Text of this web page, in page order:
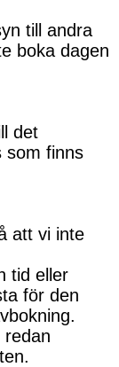
till andra
boka dagen
det
som finns
att vi inte
tid eller
för den